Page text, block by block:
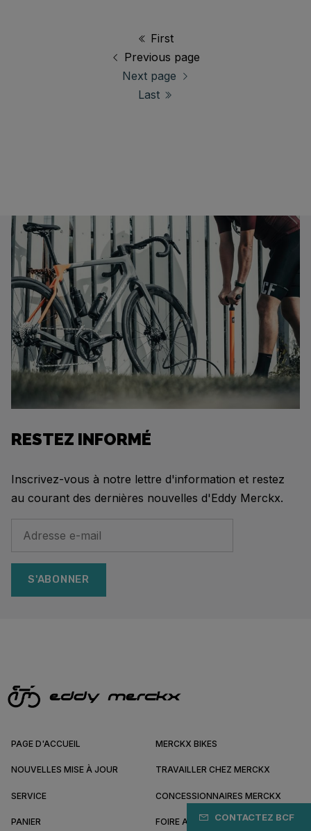
First
Previous page
Next page
Last
CONTACTEZ BCF
RESTEZ INFORMÉ
Inscrivez-vous à notre lettre d'information et restez
au courant des dernières nouvelles d'Eddy Merckx.
S'ABONNER
PAGE D'ACCUEIL MERCKX BIKES
NOUVELLES MISE À JOUR TRAVAILLER CHEZ MERCKX
SERVICE CONCESSIONNAIRES MERCKX
PANIER FOIRE AUX QUESTIONS